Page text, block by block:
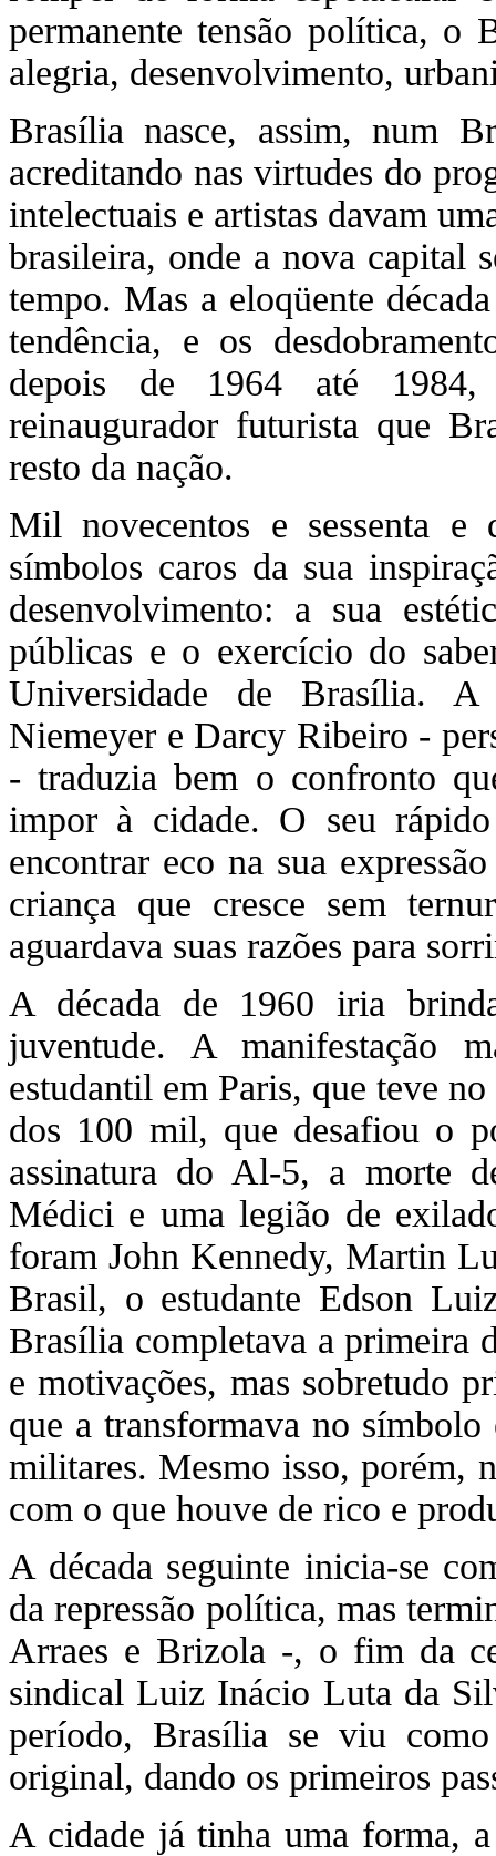
permanente tensão política, o
alegria, desenvolvimento,
Brasília nasce, assim, num
acreditando nas virtudes do
intelectuais e artistas davam
brasileira, onde a nova capital
tempo. Mas a eloqüente
tendência, e os
depois de 1964 até 1984,
reinaugurador futurista que
resto da nação.
Mil novecentos e sessenta e
símbolos caros da sua
desenvolvimento: a sua
públicas e o exercício do
Universidade de Brasília.
Niemeyer e Darcy Ribeiro -
- traduzia bem o confronto
impor à cidade. O seu
encontrar eco na sua
criança que cresce sem
aguardava suas razões para
A década de 1960 iria
juventude. A manifestação
estudantil em Paris, que teve
dos 100 mil, que desafiou o
assinatura do Al-5, a morte
Médici e uma legião de
foram John Kennedy, Martin
Brasil, o estudante Edson
Brasília completava a primeira
e motivações, mas sobretudo
que a transformava no
militares. Mesmo isso, porém,
com o que houve de rico e
A década seguinte inicia-se
da repressão política, mas
Arraes e Brizola -, o fim da
sindical Luiz Inácio Luta da
período, Brasília se viu
original, dando os primeiros
A cidade já tinha uma forma,